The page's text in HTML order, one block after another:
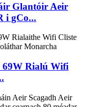
Glantóir Aeir
i gCo...
Rialú Wifi